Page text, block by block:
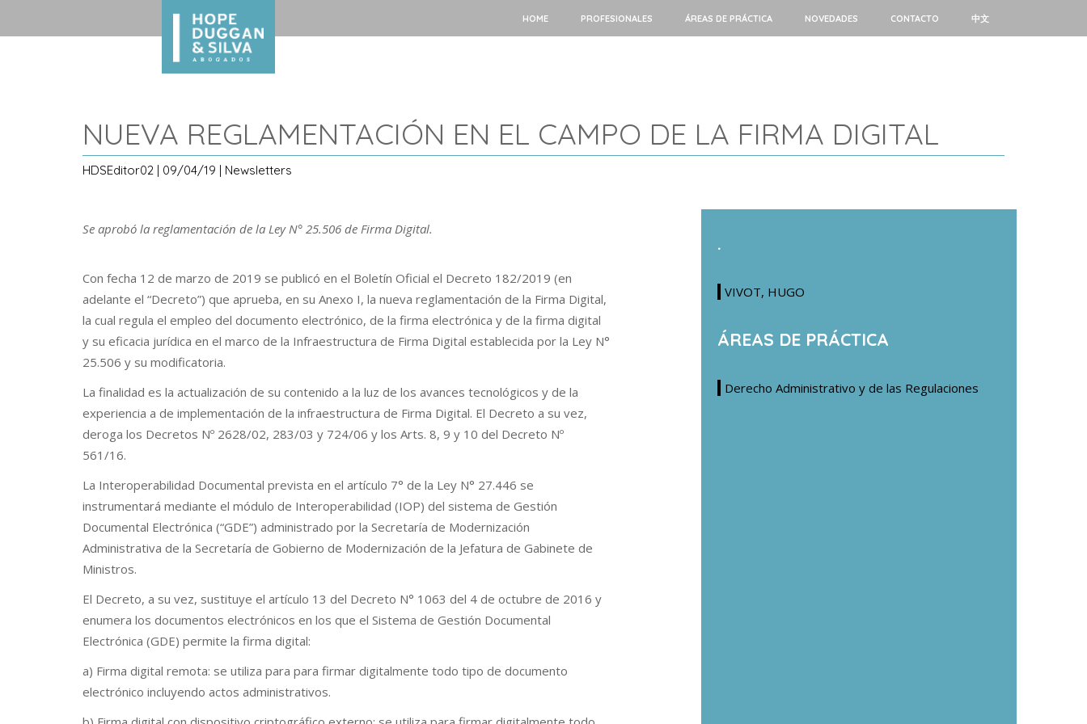
HOME PROFESIONALES ÁREAS DE PRÁCTICA NOVEDADES CONTACTO 中文
NUEVA REGLAMENTACIÓN EN EL CAMPO DE LA FIRMA DIGITAL
HDSEditor02 | 09/04/19 | Newsletters
Se aprobó la reglamentación de la Ley N° 25.506 de Firma Digital.
Con fecha 12 de marzo de 2019 se publicó en el Boletín Oficial el Decreto 182/2019 (en
adelante el “Decreto”) que aprueba, en su Anexo I, la nueva reglamentación de la Firma Digital,
la cual regula el empleo del documento electrónico, de la firma electrónica y de la firma digital
y su eficacia jurídica en el marco de la Infraestructura de Firma Digital establecida por la Ley N°
25.506 y su modificatoria.
La finalidad es la actualización de su contenido a la luz de los avances tecnológicos y de la
experiencia a de implementación de la infraestructura de Firma Digital. El Decreto a su vez,
deroga los Decretos Nº 2628/02, 283/03 y 724/06 y los Arts. 8, 9 y 10 del Decreto Nº
561/16.
La Interoperabilidad Documental prevista en el artículo 7° de la Ley N° 27.446 se
instrumentará mediante el módulo de Interoperabilidad (IOP) del sistema de Gestión
Documental Electrónica (“GDE”) administrado por la Secretaría de Modernización
Administrativa de la Secretaría de Gobierno de Modernización de la Jefatura de Gabinete de
Ministros.
El Decreto, a su vez, sustituye el artículo 13 del Decreto N° 1063 del 4 de octubre de 2016 y
enumera los documentos electrónicos en los que el Sistema de Gestión Documental
Electrónica (GDE) permite la firma digital:
a) Firma digital remota: se utiliza para para firmar digitalmente todo tipo de documento
electrónico incluyendo actos administrativos.
.
VIVOT, HUGO
ÁREAS DE PRÁCTICA
Derecho Administrativo y de las Regulaciones